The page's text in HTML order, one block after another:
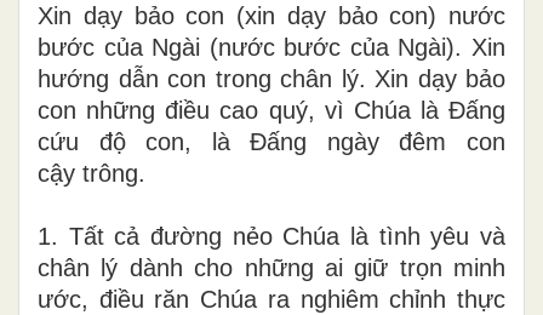
Xin dạy bảo con (xin dạy bảo con) nước
bước của Ngài (nước bước của Ngài). Xin
hướng dẫn con trong chân lý. Xin dạy bảo
con những điều cao quý, vì Chúa là Ðấng
cứu độ con, là Ðấng ngày đêm con
cậy trông.
1. Tất cả đường nẻo Chúa là tình yêu và
chân lý dành cho những ai giữ trọn minh
ước, điều răn Chúa ra nghiêm chỉnh thực